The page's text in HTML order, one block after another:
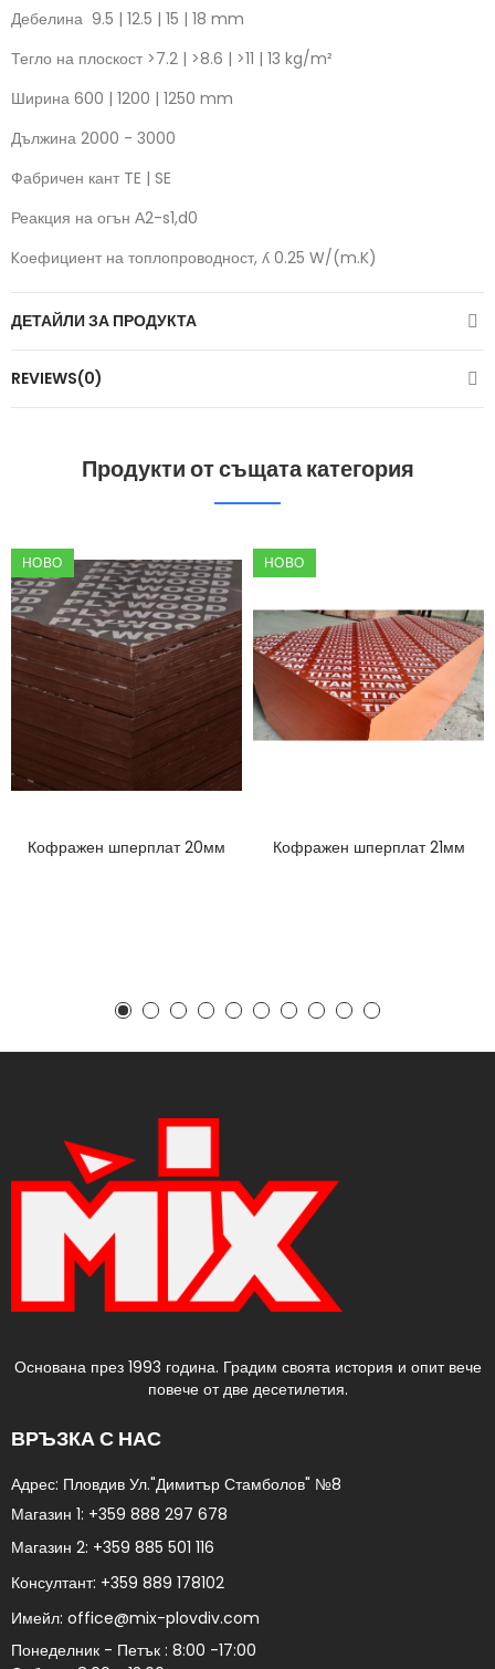
Дебелина 9.5 | 12.5 | 15 | 18 mm
Тегло на плоскост >7.2 | >8.6 | >11 | 13 kg/m²
Ширина 600 | 1200 | 1250 mm
Дължина 2000 - 3000
Фабричен кант TE | SE
Реакция на огън А2-s1,d0
Kоефициент на топлопроводност, ʎ 0.25 W/(m.K)
ДЕТАЙЛИ ЗА ПРОДУКТА
REVIEWS(0)
Продукти от същата категория
НОВО
Кофражен шперплат 20мм
НОВО
Кофражен шперплат 21мм
Основана през 1993 година. Градим своята история и опит вече
повече от две десетилетия.
ВРЪЗКА С НАС
Адрес: Пловдив Ул."Димитър Стамболов" №8​
Магазин 1: +359 888 297 678
Магазин 2: +359 885 501 116
Консултант: +359 889 178102​
Имейл: office@mix-plovdiv.com
Понеделник - Петък : 8:00 -17:00